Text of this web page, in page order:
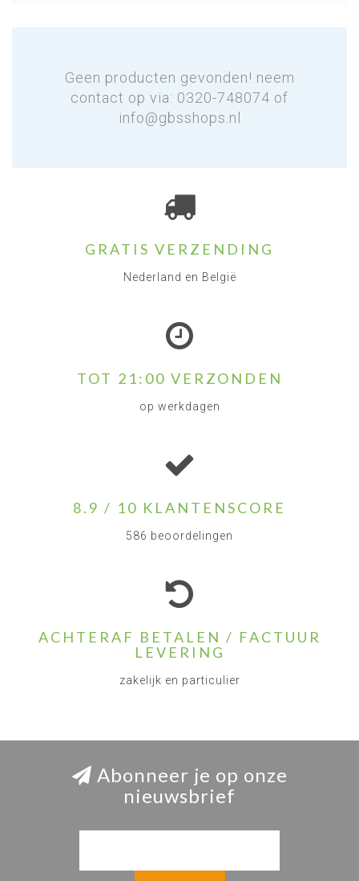
Geen producten gevonden! neem
contact op via: 0320-748074 of
info@gbsshops.nl
GRATIS VERZENDING
Nederland en België
TOT 21:00 VERZONDEN
op werkdagen
8.9 / 10 KLANTENSCORE
586 beoordelingen
ACHTERAF BETALEN / FACTUUR
LEVERING
zakelijk en particulier
Abonneer je op onze
nieuwsbrief